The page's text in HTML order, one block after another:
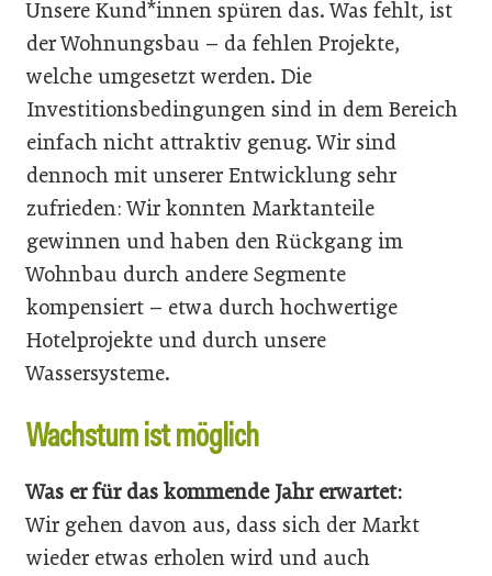
Unsere Kund*innen spüren das. Was fehlt, ist
der Wohnungsbau – da fehlen Projekte,
welche umgesetzt werden. Die
Investitionsbedingungen sind in dem Bereich
einfach nicht attraktiv genug. Wir sind
dennoch mit unserer Entwicklung sehr
zufrieden: Wir konnten Marktanteile
gewinnen und haben den Rückgang im
Wohnbau durch andere Segmente
kompensiert – etwa durch hochwertige
Hotelprojekte und durch unsere
Wassersysteme.
Wachstum ist möglich
Was er für das kommende Jahr erwartet:
Wir gehen davon aus, dass sich der Markt
wieder etwas erholen wird und auch